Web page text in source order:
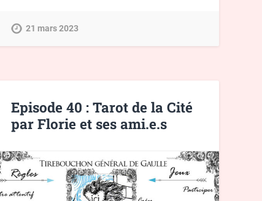
21 mars 2023
Episode 40 : Tarot de la Cité
par Florie et ses ami.e.s